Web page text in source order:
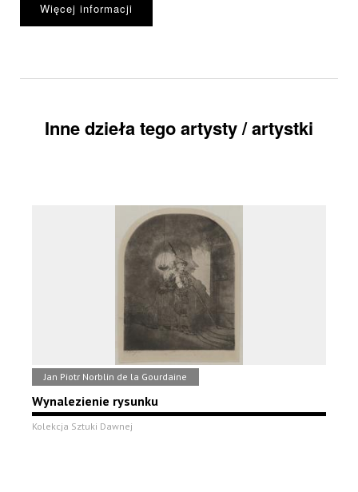
Więcej informacji
Inne dzieła tego artysty / artystki
Jan Piotr Norblin de la Gourdaine
Wynalezienie rysunku
Kolekcja Sztuki Dawnej